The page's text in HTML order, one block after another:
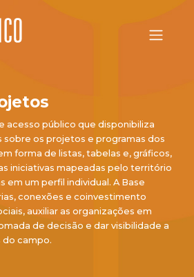
acesso público que disponibiliza
sobre os projetos e programas dos
forma de listas, tabelas e, gráficos,
iniciativas mapeadas pelo território
em um perfil individual. A Base
conexões e coinvestimento
auxiliar as organizações em
de decisão e dar visibilidade a
do campo.